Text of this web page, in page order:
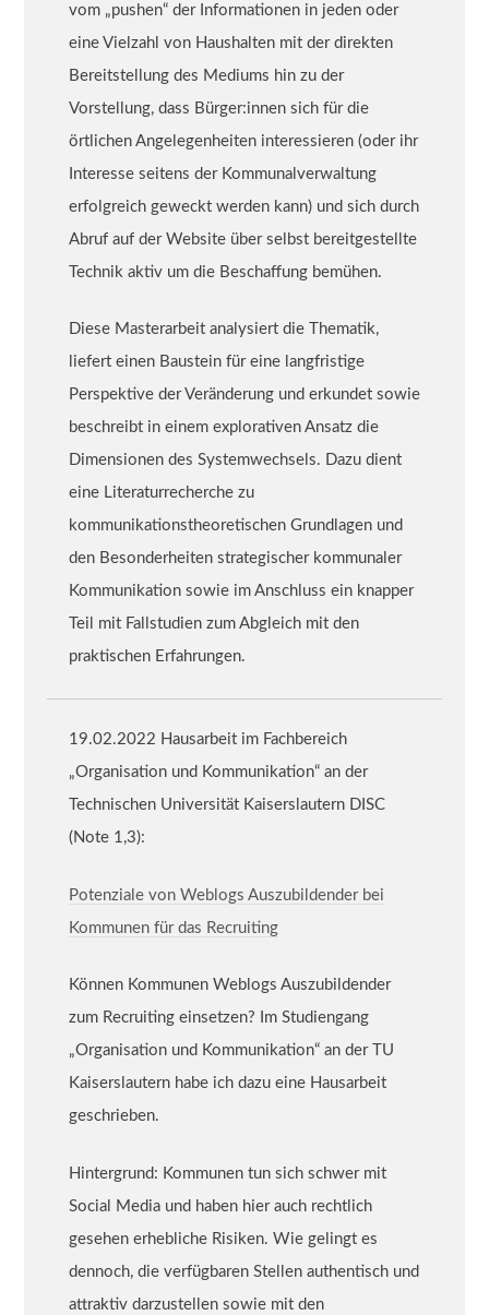
vom „pushen“ der Informationen in jeden oder
eine Vielzahl von Haushalten mit der direkten
Bereitstellung des Mediums hin zu der
Vorstellung, dass Bürger:innen sich für die
örtlichen Angelegenheiten interessieren (oder ihr
Interesse seitens der Kommunalverwaltung
erfolgreich geweckt werden kann) und sich durch
Abruf auf der Website über selbst bereitgestellte
Technik aktiv um die Beschaffung bemühen.
Diese Masterarbeit analysiert die Thematik,
liefert einen Baustein für eine langfristige
Perspektive der Veränderung und erkundet sowie
beschreibt in einem explorativen Ansatz die
Dimensionen des Systemwechsels. Dazu dient
eine Literaturrecherche zu
kommunikationstheoretischen Grundlagen und
den Besonderheiten strategischer kommunaler
Kommunikation sowie im Anschluss ein knapper
Teil mit Fallstudien zum Abgleich mit den
praktischen Erfahrungen.
19.02.2022 Hausarbeit im Fachbereich
„Organisation und Kommunikation“ an der
Technischen Universität Kaiserslautern DISC
(Note 1,3):
Potenziale von Weblogs Auszubildender bei
Kommunen für das Recruiting
Können Kommunen Weblogs Auszubildender
zum Recruiting einsetzen? Im Studiengang
„Organisation und Kommunikation“ an der TU
Kaiserslautern habe ich dazu eine Hausarbeit
geschrieben.
Hintergrund: Kommunen tun sich schwer mit
Social Media und haben hier auch rechtlich
gesehen erhebliche Risiken. Wie gelingt es
dennoch, die verfügbaren Stellen authentisch und
attraktiv darzustellen sowie mit den